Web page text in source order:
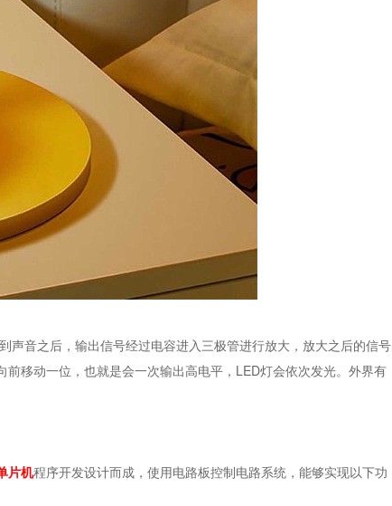
音之后，输出信号经过电容进入三极管进行放大，放大之后的信号
移动一位，也就是会一次输出高电平，LED灯会依次发光。外界有
片机程序开发设计而成，使用电路板控制电路系统，能够实现以下功